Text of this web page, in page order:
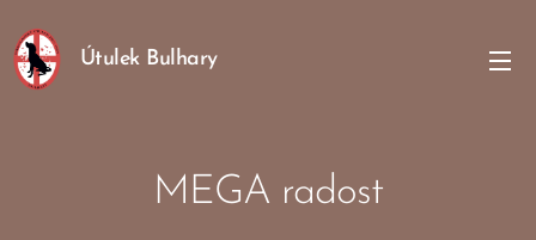
Útulek Bulhary
MEGA radost